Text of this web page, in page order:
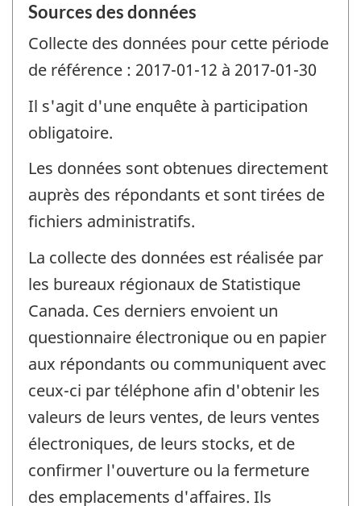
Sources des données
Collecte des données pour cette période
de référence : 2017-01-12 à 2017-01-30
Il s'agit d'une enquête à participation
obligatoire.
Les données sont obtenues directement
auprès des répondants et sont tirées de
fichiers administratifs.
La collecte des données est réalisée par
les bureaux régionaux de Statistique
Canada. Ces derniers envoient un
questionnaire électronique ou en papier
aux répondants ou communiquent avec
ceux-ci par téléphone afin d'obtenir les
valeurs de leurs ventes, de leurs ventes
électroniques, de leurs stocks, et de
confirmer l'ouverture ou la fermeture
des emplacements d'affaires. Ils